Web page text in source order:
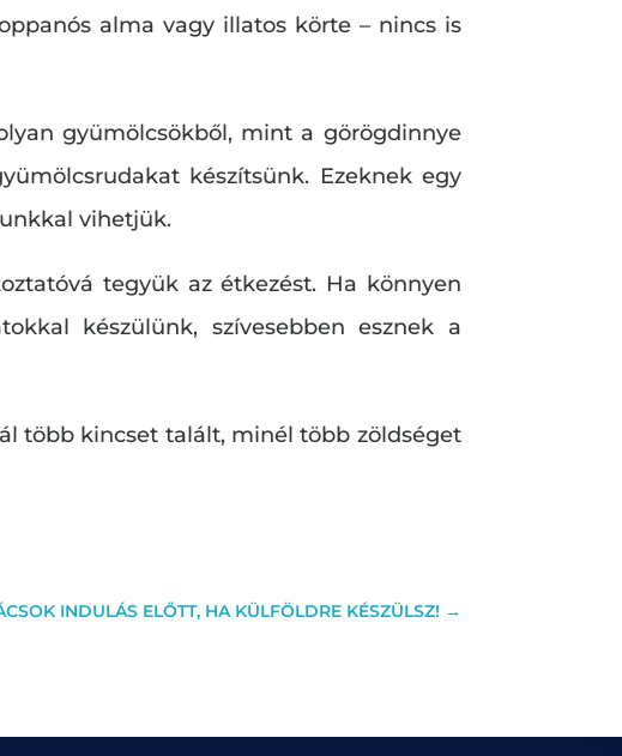
alma vagy illatos körte – nincs is
gyümölcsökből, mint a görögdinnye
készítsünk. Ezeknek egy
vihetjük.
tegyük az étkezést. Ha könnyen
készülünk, szívesebben esznek a
több kincset talált, minél több zöldséget
INDULÁS ELŐTT, HA KÜLFÖLDRE KÉSZÜLSZ! →